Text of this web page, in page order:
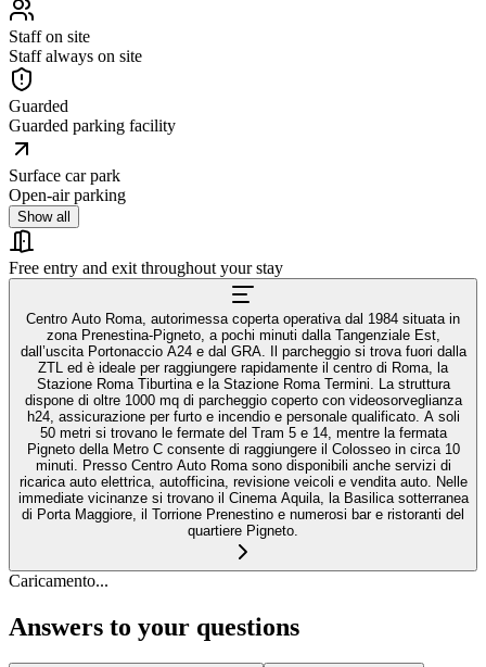
Staff on site
Staff always on site
Guarded
Guarded parking facility
Surface car park
Open-air parking
Show all
Free entry and exit throughout your stay
Centro Auto Roma, autorimessa coperta operativa dal 1984 situata in
zona Prenestina-Pigneto, a pochi minuti dalla Tangenziale Est,
dall’uscita Portonaccio A24 e dal GRA. Il parcheggio si trova fuori dalla
ZTL ed è ideale per raggiungere rapidamente il centro di Roma, la
Stazione Roma Tiburtina e la Stazione Roma Termini. La struttura
dispone di oltre 1000 mq di parcheggio coperto con videosorveglianza
h24, assicurazione per furto e incendio e personale qualificato. A soli
50 metri si trovano le fermate del Tram 5 e 14, mentre la fermata
Pigneto della Metro C consente di raggiungere il Colosseo in circa 10
minuti. Presso Centro Auto Roma sono disponibili anche servizi di
ricarica auto elettrica, autofficina, revisione veicoli e vendita auto. Nelle
immediate vicinanze si trovano il Cinema Aquila, la Basilica sotterranea
di Porta Maggiore, il Torrione Prenestino e numerosi bar e ristoranti del
quartiere Pigneto.
Caricamento...
Answers to your questions